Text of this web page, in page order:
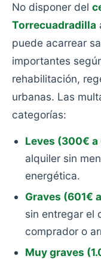
No disponer del
Torrecuadradilla
puede acarrear
importantes
rehabilitación,
urbanas. Las
categorías:
Leves (300€
alquiler sin
energética.
Graves (601€
sin entregar el
comprador o
Muy graves